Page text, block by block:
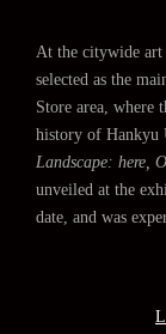
At the citywide
selected as the
Store area, where
history of Hankyu
Landscape: here,
unveiled at the
date, and was